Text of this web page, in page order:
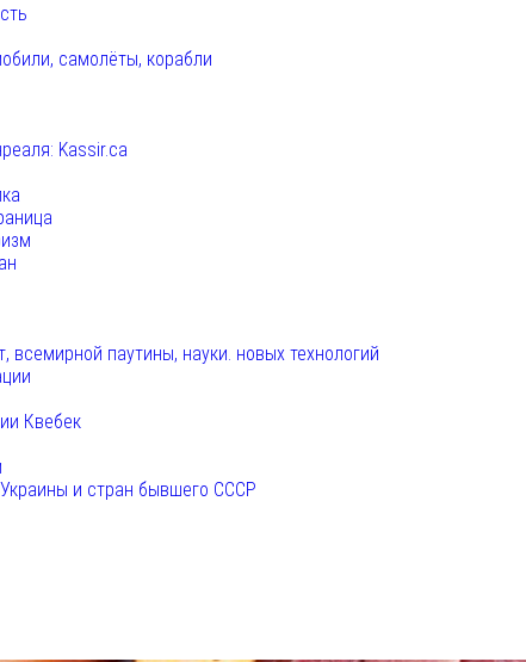
самолёты, корабли
Kassir.ca
всемирной паутины, науки. новых технологий
Квебек
и стран бывшего СССР